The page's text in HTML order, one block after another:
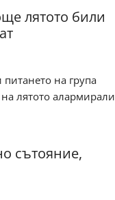
лятото били
на група
лятото алармирали
сътояние,